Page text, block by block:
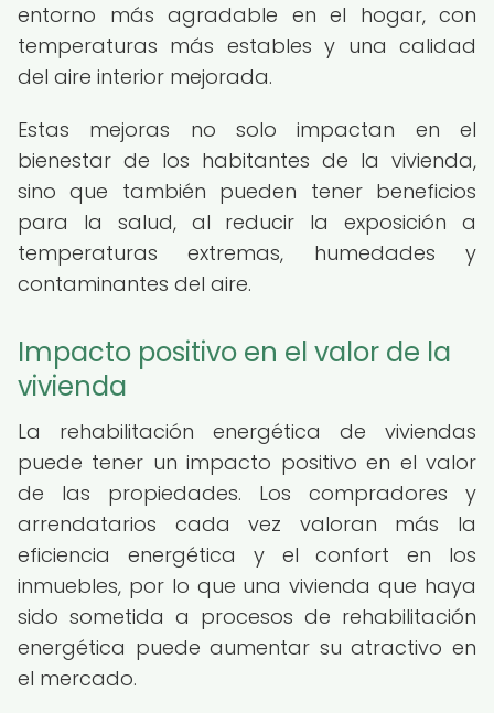
entorno más agradable en el hogar, con
temperaturas más estables y una calidad
del aire interior mejorada.
Estas mejoras no solo impactan en el
bienestar de los habitantes de la vivienda,
sino que también pueden tener beneficios
para la salud, al reducir la exposición a
temperaturas extremas, humedades y
contaminantes del aire.
Impacto positivo en el valor de la
vivienda
La rehabilitación energética de viviendas
puede tener un impacto positivo en el valor
de las propiedades. Los compradores y
arrendatarios cada vez valoran más la
eficiencia energética y el confort en los
inmuebles, por lo que una vivienda que haya
sido sometida a procesos de rehabilitación
energética puede aumentar su atractivo en
el mercado.